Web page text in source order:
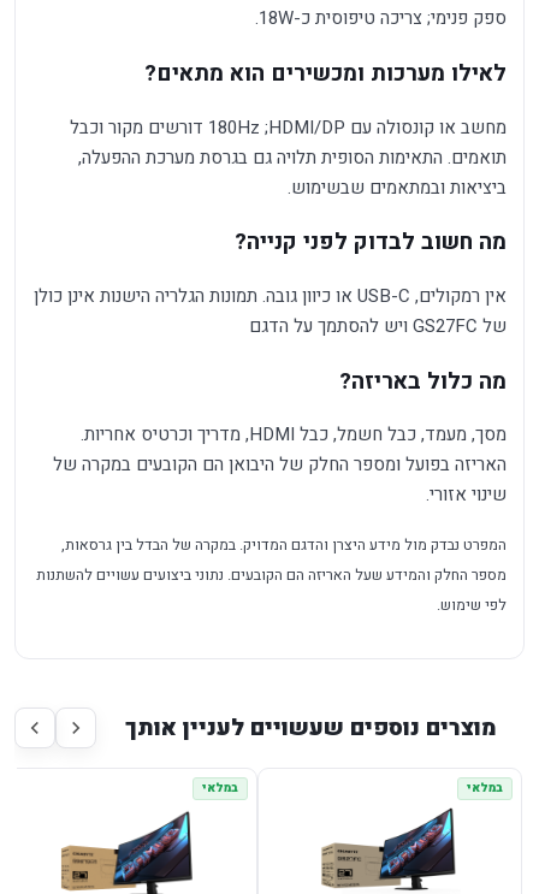
ספק פנימי; צריכה טיפוסית כ-18W.
לאילו מערכות ומכשירים הוא מתאים?
מחשב או קונסולה עם HDMI/DP; ‏180Hz דורשים מקור וכבל
תואמים. התאימות הסופית תלויה גם בגרסת מערכת ההפעלה,
ביציאות ובמתאמים שבשימוש.
מה חשוב לבדוק לפני קנייה?
אין רמקולים, USB-C או כיוון גובה. תמונות הגלריה הישנות אינן כולן
של GS27FC ויש להסתמך על הדגם
מה כלול באריזה?
מסך, מעמד, כבל חשמל, כבל HDMI, מדריך וכרטיס אחריות.
האריזה בפועל ומספר החלק של היבואן הם הקובעים במקרה של
שינוי אזורי.
המפרט נבדק מול מידע היצרן והדגם המדויק. במקרה של הבדל בין גרסאות,
מספר החלק והמידע שעל האריזה הם הקובעים. נתוני ביצועים עשויים להשתנות
לפי שימוש.
מוצרים נוספים שעשויים לעניין אותך
במלאי במלאי